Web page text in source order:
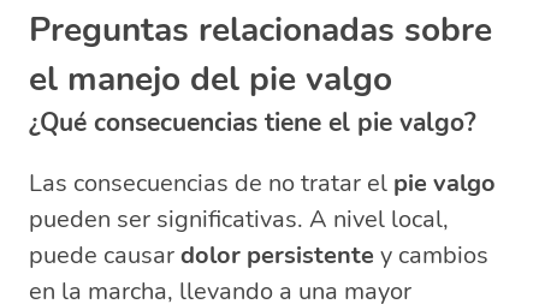
Preguntas relacionadas sobre
el manejo del pie valgo
¿Qué consecuencias tiene el pie valgo?
Las consecuencias de no tratar el pie valgo
pueden ser significativas. A nivel local,
puede causardolor persistente y cambios
en la marcha, llevando a una mayor